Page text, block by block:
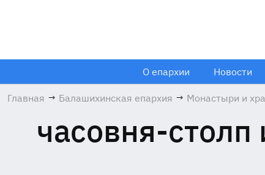
О епархии Новости
Главная → Балашихинская епархия → Монастыри и
часовня-